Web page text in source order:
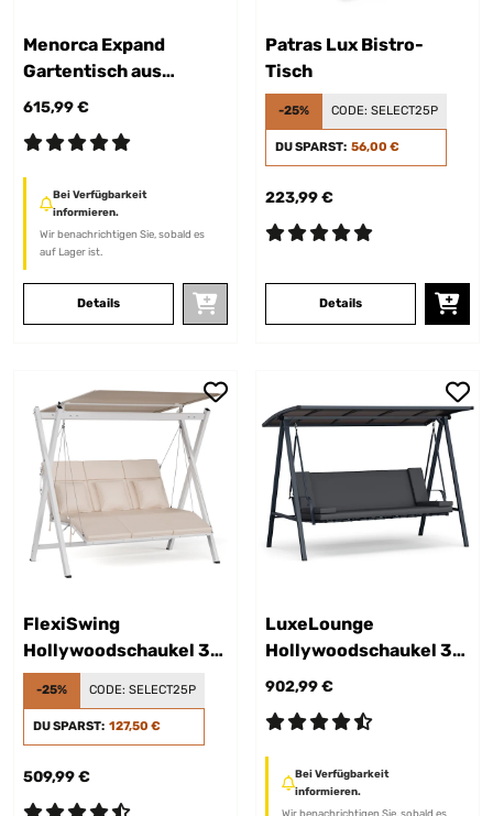
Menorca Expand
Gartentisch aus
Kunststoff
615,99 €
Bei Verfügbarkeit
informieren.
Wir benachrichtigen Sie, sobald es
auf Lager ist.
Details
Patras Lux Bistro-
Tisch
-25% CODE: SELECT25P
DU SPARST: 56,00 €
223,99 €
Details
FlexiSwing
Hollywoodschaukel 3-
Sitzer
-25% CODE: SELECT25P
DU SPARST: 127,50 €
509,99 €
LuxeLounge
Hollywoodschaukel 3-
Sitzer
902,99 €
Bei Verfügbarkeit
informieren.